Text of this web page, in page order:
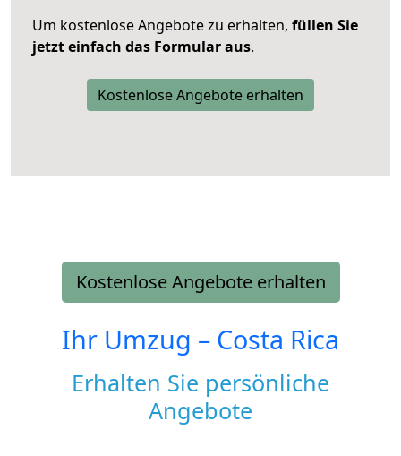
Um kostenlose Angebote zu erhalten, füllen Sie
jetzt einfach das Formular aus.
Kostenlose Angebote erhalten
Kostenlose Angebote erhalten
Ihr Umzug – Costa Rica
Erhalten Sie persönliche
Angebote